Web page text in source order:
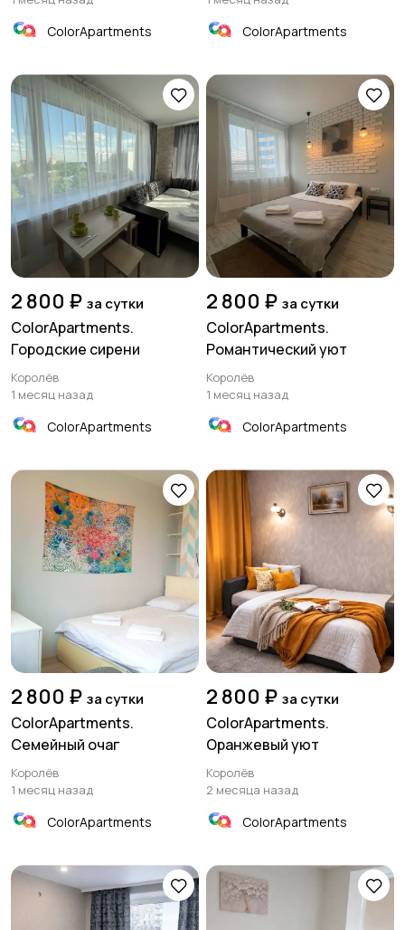
ColorApartments ColorApartments
2 800 ₽ за сутки
ColorApartments.
Городские сирени
Королёв
1 месяц назад
ColorApartments
2 800 ₽ за сутки
ColorApartments.
Романтический уют
Королёв
1 месяц назад
ColorApartments
2 800 ₽ за сутки
ColorApartments.
Семейный очаг
Королёв
1 месяц назад
ColorApartments
2 800 ₽ за сутки
ColorApartments.
Оранжевый уют
Королёв
2 месяца назад
ColorApartments